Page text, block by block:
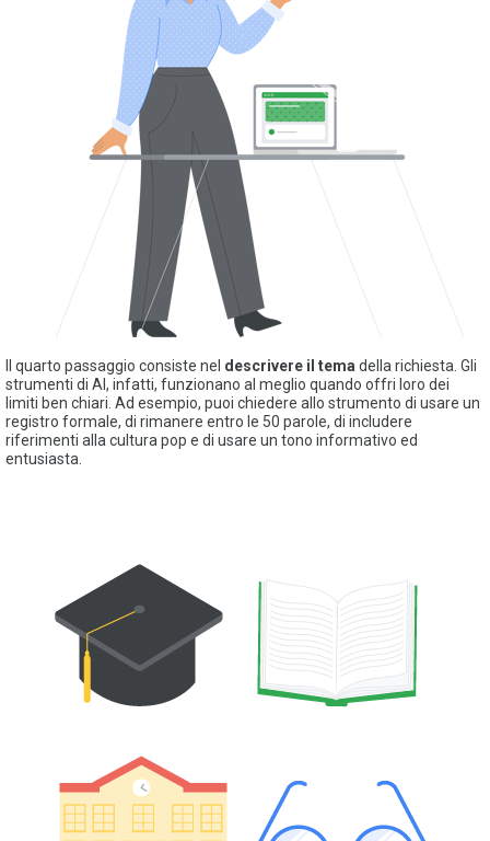
Il quarto passaggio consiste nel descrivere il tema della richiesta. Gli
strumenti di AI, infatti, funzionano al meglio quando offri loro dei
limiti ben chiari. Ad esempio, puoi chiedere allo strumento di usare un
registro formale, di rimanere entro le 50 parole, di includere
riferimenti alla cultura pop e di usare un tono informativo ed
entusiasta.